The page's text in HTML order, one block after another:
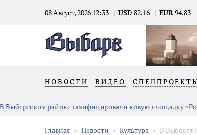
08 Август, 2026 12:33 USD 82.16 EUR 94.83
НОВОСТИ ВИДЕО
В Выборгском районе газифицировали новую площадку
Главная Новости Культура В Выборге